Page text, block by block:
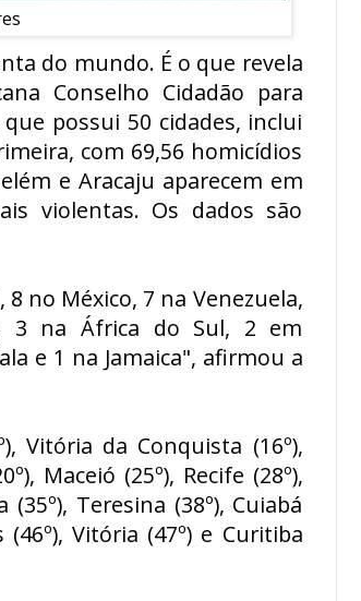
do mundo. É o que revela
Conselho Cidadão para
possui 50 cidades, inclui
com 69,56 homicídios
e Aracaju aparecem em
violentas. Os dados são
no México, 7 na Venezuela,
3 na África do Sul, 2 em
e 1 na Jamaica", afirmou a
Vitória da Conquista (16º),
Maceió (25º), Recife (28º),
(35º), Teresina (38º), Cuiabá
(46º), Vitória (47º) e Curitiba